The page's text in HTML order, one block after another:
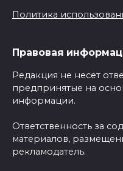
Политика
Правовая
Редакция не несет
предпринятые на
информации.
Ответственность за
материалов,
рекламодатель.